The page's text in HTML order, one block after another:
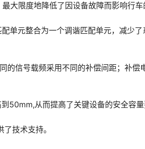
大限度地降低了因设备故障而影响行车
单元整合为一个调谐匹配单元，减少
的信号载频采用不同的补偿间距；补偿
50mm,从而提高了关键设备的安全容量
技术支持。